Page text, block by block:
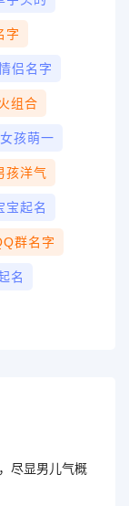
字
侣名字
组合
女孩萌一
孩洋气
宝起名
群名字
名
尽显男儿气概